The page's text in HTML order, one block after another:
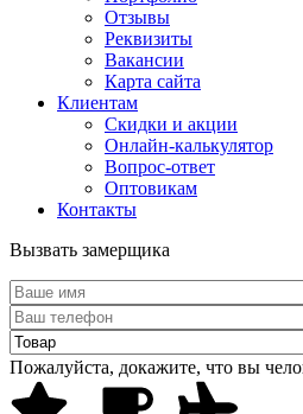
Отзывы
Реквизиты
Вакансии
Карта сайта
Клиентам
Скидки и акции
Онлайн-калькулятор
Вопрос-ответ
Оптовикам
Контакты
Вызвать замерщика
Пожалуйста, докажите, что вы